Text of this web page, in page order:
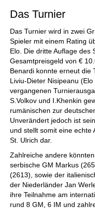
Das Turnier
Das Turnier wird in zwei
Spieler mit einem Rating
Elo. Die dritte Auflage des
Gesamtpreisgeld von €
Benardi konnte erneut die
Liviu-Dieter Nisipeanu
vergangenen
S.Volkov und I.Khenkin
rumänischen zur
Unverändert jedoch ist
und stellt somit eine echte
St. Ulrich dar.
Zahlreiche andere
serbische GM Markus
(2613), sowie der
der Niederländer Jan
ihre Teilnahme am
rund 8 GM, 6 IM und